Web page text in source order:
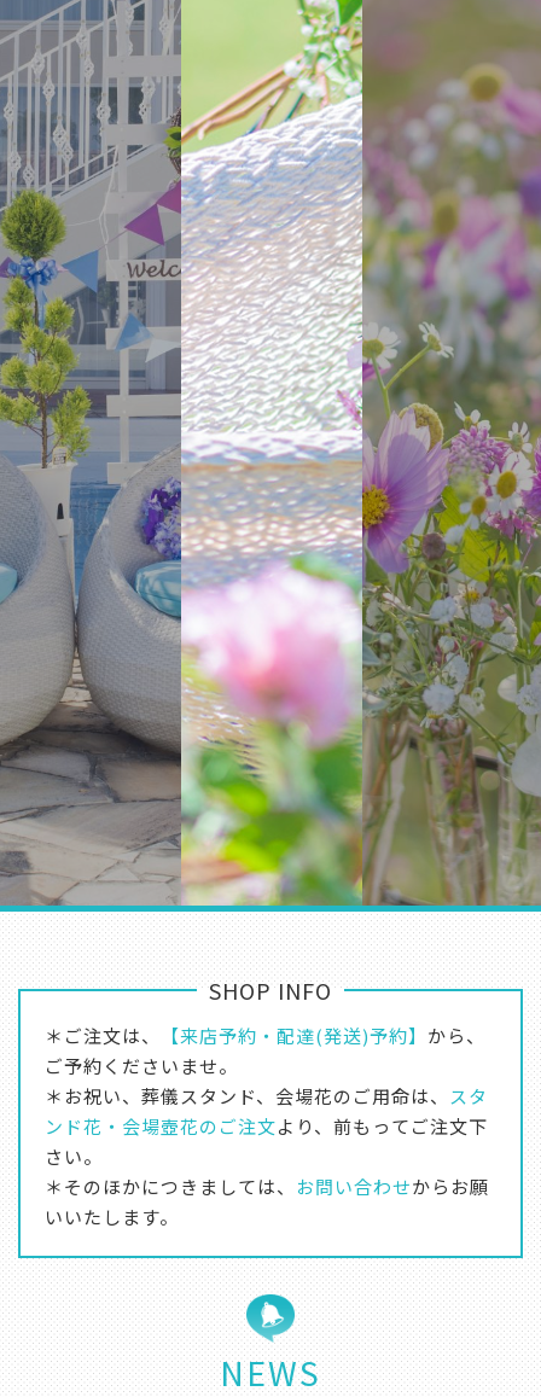
SHOP INFO
＊ご注文は、 【来店予約・配達(発送)予約】 から、
ご予約くださいませ。
＊お祝い、葬儀スタンド、会場花のご用命は、 スタ
ンド花・会場壺花のご注文より、前もってご注文下
さい。
＊そのほかにつきましては、 お問い合わせからお願
いいたします。
NEWS